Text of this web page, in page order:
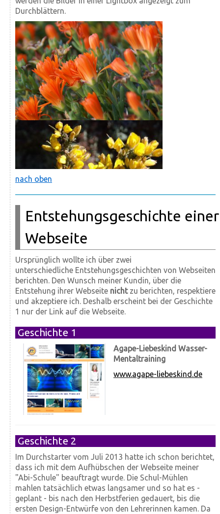
Durchblättern.
nach oben
Entstehungsgeschichte einer
Webseite
Ursprünglich wollte ich über zwei
unterschiedliche Entstehungsgeschichten von Webseiten
berichten. Den Wunsch meiner Kundin, über die
Entstehung ihrer Webseite nicht zu berichten, respektiere
und akzeptiere ich. Deshalb erscheint bei der Geschichte
1 nur der Link auf die Webseite.
Geschichte 1
Agape-Liebeskind Wasser-
Mentaltraining
www.agape-liebeskind.de
Geschichte 2
Im Durchstarter vom Juli 2013 hatte ich schon berichtet,
dass ich mit dem Aufhübschen der Webseite meiner
"Abi-Schule" beauftragt wurde. Die Schul-Mühlen
mahlen tatsächlich etwas langsamer und so hat es -
geplant - bis nach den Herbstferien gedauert, bis die
ersten Design-Entwürfe von den Lehrerinnen kamen. Da